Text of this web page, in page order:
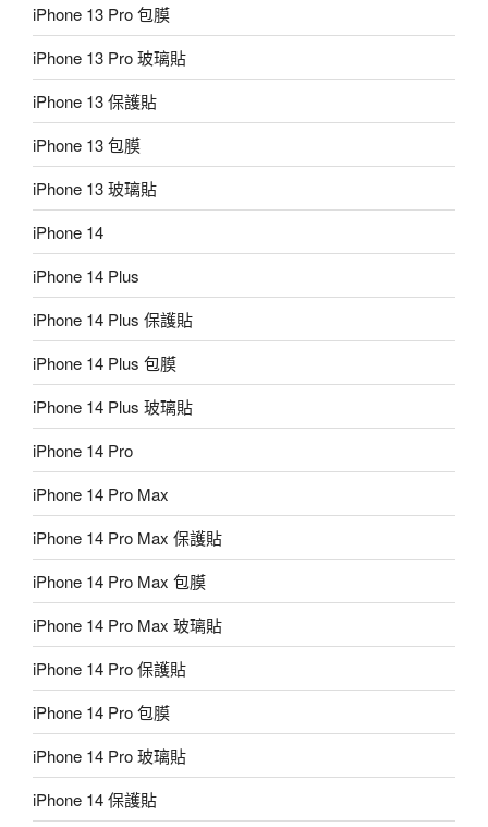
iPhone 13 Pro 包膜
iPhone 13 Pro 玻璃貼
iPhone 13 保護貼
iPhone 13 包膜
iPhone 13 玻璃貼
iPhone 14
iPhone 14 Plus
iPhone 14 Plus 保護貼
iPhone 14 Plus 包膜
iPhone 14 Plus 玻璃貼
iPhone 14 Pro
iPhone 14 Pro Max
iPhone 14 Pro Max 保護貼
iPhone 14 Pro Max 包膜
iPhone 14 Pro Max 玻璃貼
iPhone 14 Pro 保護貼
iPhone 14 Pro 包膜
iPhone 14 Pro 玻璃貼
iPhone 14 保護貼